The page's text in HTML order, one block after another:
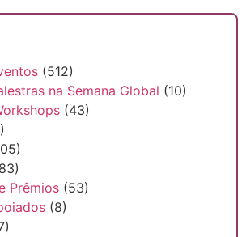
(512)
na Semana Global (10)
(43)
Prêmios (53)
(8)